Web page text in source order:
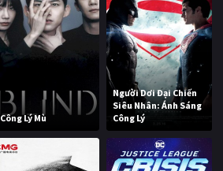
Công Lý Mù
Người Dơi Đại Chiến
Siêu Nhân: Ánh Sáng
Công Lý